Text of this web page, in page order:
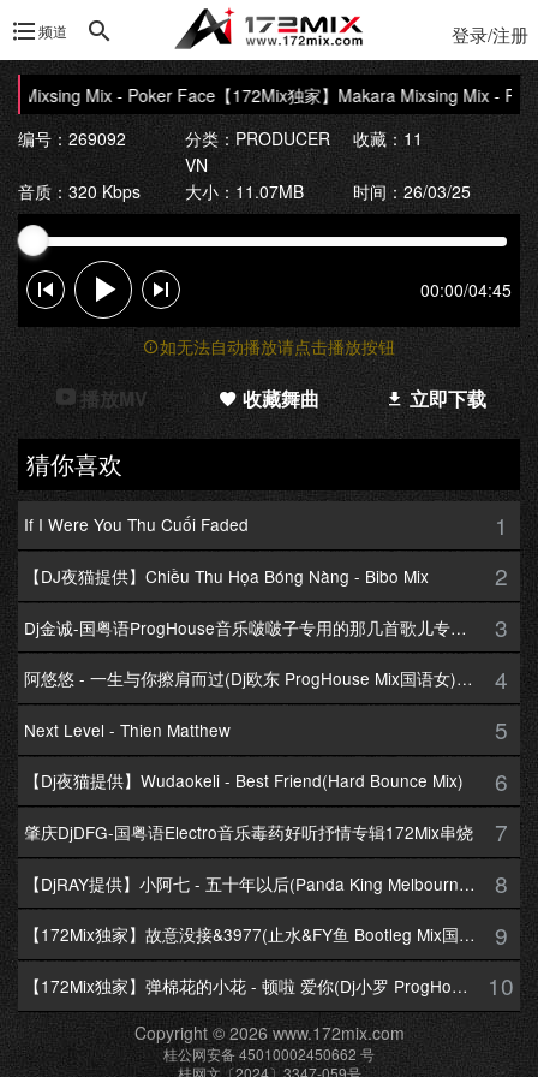
频道 登录/注册
Mixsing Mix - Poker Face【172Mix独家】Makara Mixsing Mix -
编号：269092
分类：PRODUCER
VN
收藏：11
音质：320 Kbps 大小：11.07MB 时间：26/03/25
00:00/04:45
如无法自动播放请点击播放按钮
播放MV 收藏舞曲 立即下载
猜你喜欢
If I Were You Thu Cuối Faded 1
【DJ夜猫提供】Chiều Thu Họa Bóng Nàng - Bibo Mix 2
Dj金诚-国粤语ProgHouse音乐啵啵子专用的那几首歌儿专辑172Mix串烧 3
阿悠悠 - 一生与你擦肩而过(Dj欧东 ProgHouse Mix国语女)Dj小耀修改 4
Next Level - Thien Matthew 5
【Dj夜猫提供】Wudaokeli - Best Friend(Hard Bounce Mix) 6
肇庆DjDFG-国粤语Electro音乐毒药好听抒情专辑172Mix串烧 7
【DjRAY提供】小阿七 - 五十年以后(Panda King Melbourne Mix国语女) 8
【172Mix独家】故意没接&3977(止水&FY鱼 Bootleg Mix国语男) 9
【172Mix独家】弹棉花的小花 - 顿啦 爱你(Dj小罗 ProgHouse Mix国语女)v2 10
Copyright © 2026 www.172mix.com
桂公网安备 45010002450662 号
桂网文〔2024〕3347-059号